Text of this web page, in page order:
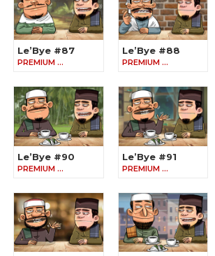
Le’Bye #87
PREMIUM …
Le’Bye #88
PREMIUM …
Le’Bye #90
PREMIUM …
Le’Bye #91
PREMIUM …